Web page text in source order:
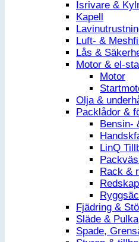
Isrivare &
Kapell
Luft- &
Lås &
Motor & el-
Motor
Olja &
Packlådor &
Bensin-
LinQ
Rack &
Fjädring &
Släde & Pulka
Spade,